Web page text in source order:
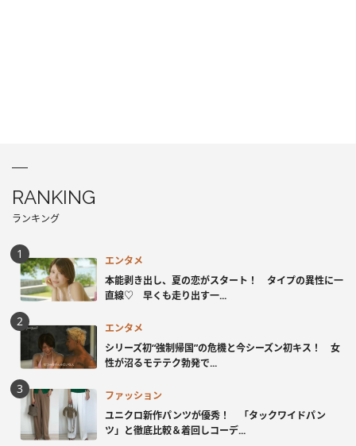
RANKING
ランキング
エンタメ
本能剥き出し、夏の恋がスタート！ タイプの異性に一
直線♡ 早くも走り出す一...
エンタメ
シリーズ初“強制帰国”の危機と今シーズン初キス！ 女
性が沼るモテテク勃発で...
ファッション
ユニクロ新作パンツが優秀！ 「タックワイドパン
ツ」と徹底比較＆着回しコーデ...